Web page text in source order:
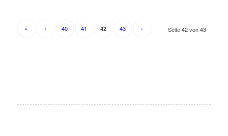
Seite 42 von 43
« ‹ 40 41 42 43 ›